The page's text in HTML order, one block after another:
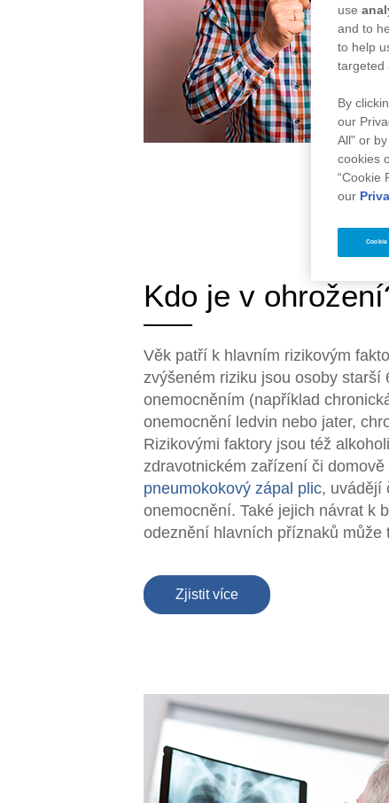
Kdo je v
Věk patří k hlavním rizikovým
zvýšeném riziku jsou osoby starší
onemocněním (například
onemocnění ledvin nebo jater,
Rizikovými faktory jsou též
zdravotnickém zařízení či
pneumokokový zápal plic, uvádějí
onemocnění. Také jejich návrat k
odeznění hlavních příznaků může
Zjistit více
use
and to
to help
targeted
By
our
All" or
cookies
“Cookie
our